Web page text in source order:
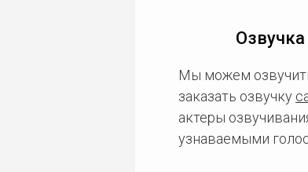
Мы можем
заказать озвучку
актеры
узнаваемыми